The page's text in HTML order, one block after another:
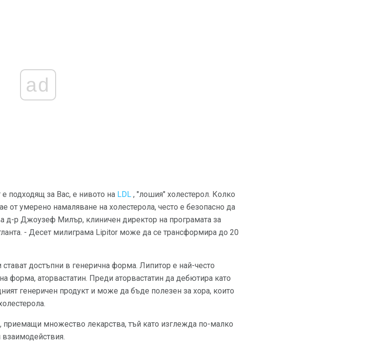
ad
подходящ за Вас, е нивото на LDL , "лошия" холестерол. Колко
от умерено намаляване на холестерола, често е безопасно да
д-р Джоузеф Милър, клиничен директор на програмата за
- Десет милиграма Lipitor може да се трансформира до 20
стават достъпни в генерична форма. Липитор е най-често
форма, аторвастатин. Преди аторвастатин да дебютира като
генеричен продукт и може да бъде полезен за хора, които
множество лекарства, тъй като изглежда по-малко